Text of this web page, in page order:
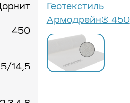
450
14,5
Геотекстиль
Армодрейн® 450